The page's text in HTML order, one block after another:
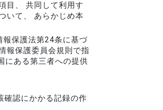
目、 共同して利用す
いて、 あらかじめ本
報保護法第24条に基づ
報保護委員会規則で指
にある第三者への提供
確認にかかる記録の作